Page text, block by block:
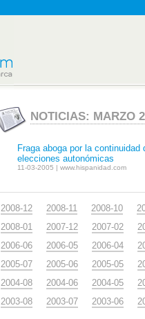
NOTICIAS: MARZO
Fraga aboga por la
elecciones autonómicas
11-03-2005 | www.hispanidad.com
2008-12 2008-11 2008-10
2008-01
2007-12 2007-02
2006-06
2006-05 2006-04
2005-07
2005-06 2005-05
2004-08
2004-06 2004-05
2003-08
2003-07 2003-06